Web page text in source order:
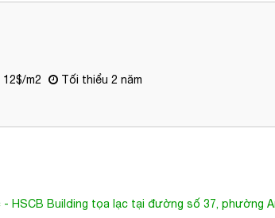
12$/m2 Tối thiểu 2 năm
- HSCB Building tọa lạc tại đường số 37, phường